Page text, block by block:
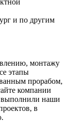
и по другим
монтажу
этапы
прорабом,
компании
выполнили наши
в